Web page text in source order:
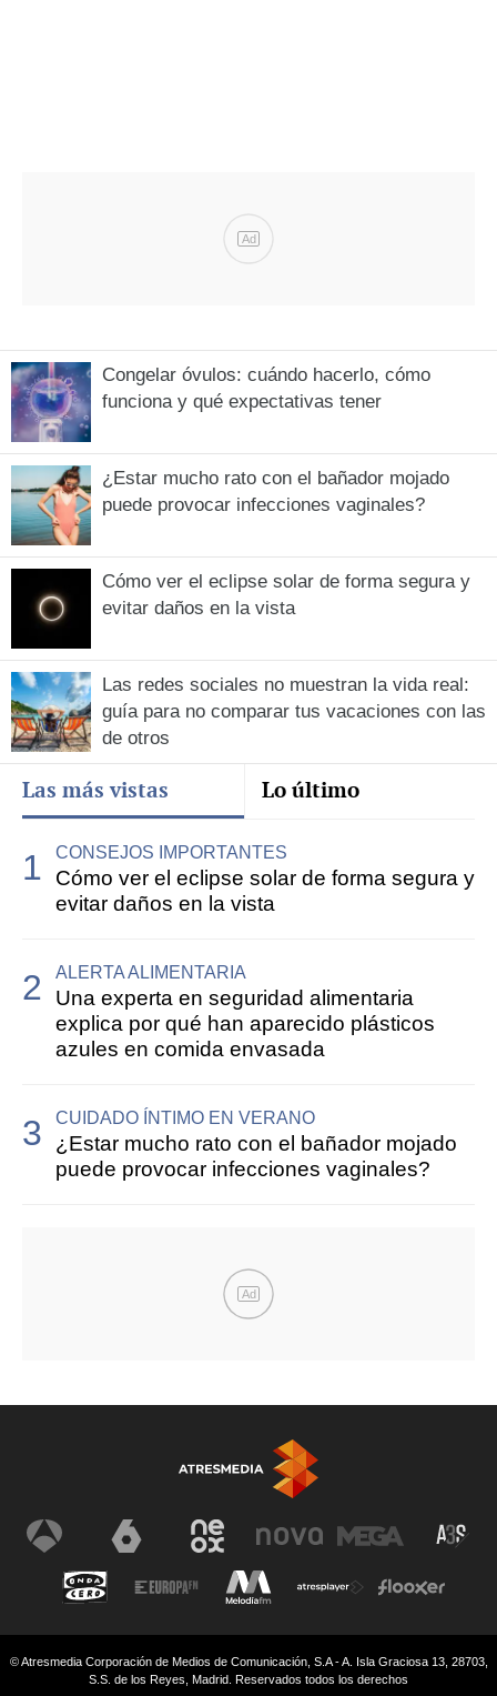
Ad
Congelar óvulos: cuándo hacerlo, cómo
funciona y qué expectativas tener
¿Estar mucho rato con el bañador mojado
puede provocar infecciones vaginales?
Cómo ver el eclipse solar de forma segura y
evitar daños en la vista
Las redes sociales no muestran la vida real:
guía para no comparar tus vacaciones con las
de otros
Las más vistas Lo último
CONSEJOS IMPORTANTES
Cómo ver el eclipse solar de forma segura y
evitar daños en la vista
ALERTA ALIMENTARIA
Una experta en seguridad alimentaria
explica por qué han aparecido plásticos
azules en comida envasada
CUIDADO ÍNTIMO EN VERANO
¿Estar mucho rato con el bañador mojado
puede provocar infecciones vaginales?
Ad
© Atresmedia Corporación de Medios de Comunicación, S.A - A. Isla Graciosa 13, 28703,
S.S. de los Reyes, Madrid. Reservados todos los derechos